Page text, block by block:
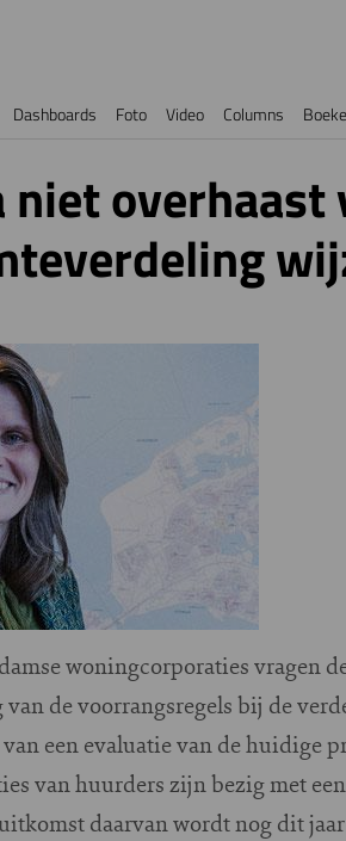
Dashboards Foto Video Columns
niet
woningcorporaties vragen
de voorrangsregels bij de
een evaluatie van de huidige
van huurders zijn bezig met
daarvan wordt nog dit